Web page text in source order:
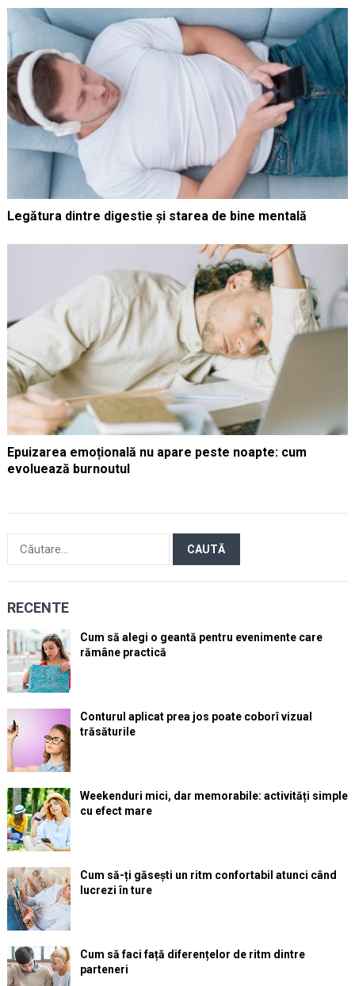
Legătura dintre digestie și starea de bine mentală
Epuizarea emoțională nu apare peste noapte: cum
evoluează burnoutul
după:
RECENTE
Cum să alegi o geantă pentru evenimente care
rămâne practică
Conturul aplicat prea jos poate coborî vizual
trăsăturile
Weekenduri mici, dar memorabile: activități simple
cu efect mare
Cum să-ți găsești un ritm confortabil atunci când
lucrezi în ture
Cum să faci față diferențelor de ritm dintre
parteneri